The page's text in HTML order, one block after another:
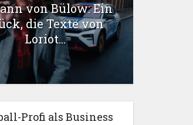
von Bülow: Ein
die Texte von
Loriot...
Profi als Business